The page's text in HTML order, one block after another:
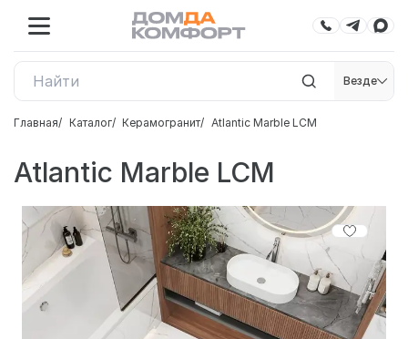
Везде
Главная Каталог Керамогранит Atlantic Marble LCM
Atlantic Marble LCM